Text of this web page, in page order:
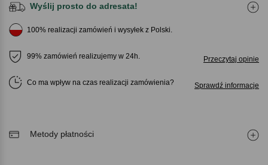
Wyślij prosto do adresata!
100% realizacji zamówień i wysyłek z Polski.
99% zamówień realizujemy w 24h. Przeczytaj opinie
Co ma wpływ na czas realizacji zamówienia Sprawdź informacje
Metody płatności